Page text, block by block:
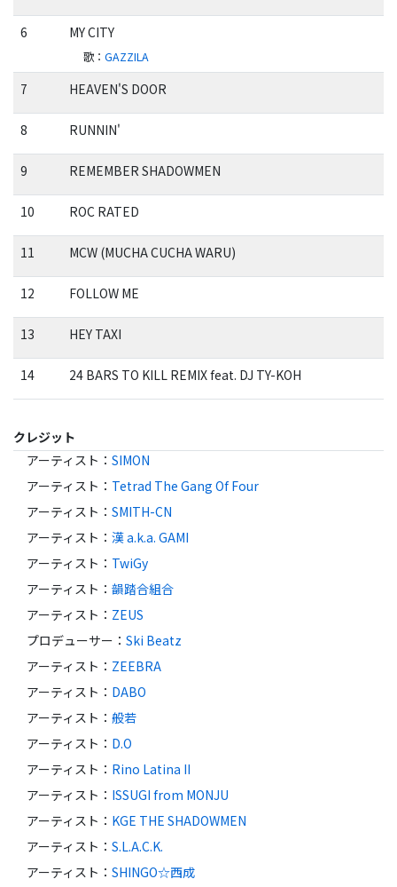
6 MY CITY
歌： GAZZILA
7 HEAVEN'S DOOR
8 RUNNIN'
9 REMEMBER SHADOWMEN
10 ROC RATED
11 MCW (MUCHA CUCHA WARU)
12 FOLLOW ME
13 HEY TAXI
14 24 BARS TO KILL REMIX feat. DJ TY-KOH
クレジット
アーティスト ： SIMON
アーティスト ： Tetrad The Gang Of Four
アーティスト ： SMITH-CN
アーティスト ： 漢 a.k.a. GAMI
アーティスト ： TwiGy
アーティスト ： 韻踏合組合
アーティスト ： ZEUS
プロデューサー ： Ski Beatz
アーティスト ： ZEEBRA
アーティスト ： DABO
アーティスト ： 般若
アーティスト ： D.O
アーティスト ： Rino Latina II
アーティスト ： ISSUGI from MONJU
アーティスト ： KGE THE SHADOWMEN
アーティスト ： S.L.A.C.K.
アーティスト ： SHINGO☆西成